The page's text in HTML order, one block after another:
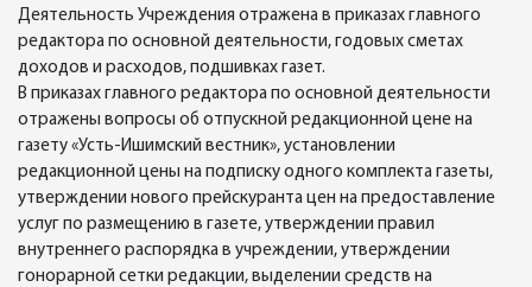
Деятельность Учреждения отражена в приказах главного
редактора по основной деятельности, годовых сметах
доходов и расходов, подшивках газет.
В приказах главного редактора по основной деятельности
отражены вопросы об отпускной редакционной цене на
газету «Усть-Ишимский вестник», установлении
редакционной цены на подписку одного комплекта газеты,
утверждении нового прейскуранта цен на предоставление
услуг по размещению в газете, утверждении правил
внутреннего распорядка в учреждении, утверждении
гонорарной сетки редакции, выделении средств на